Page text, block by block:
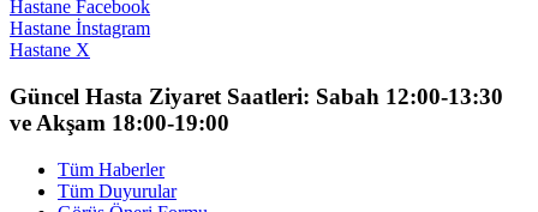
Hastane Facebook
Hastane İnstagram
Hastane X
Güncel Hasta Ziyaret Saatleri: Sabah 12:00-13:30
ve Akşam 18:00-19:00
Tüm Haberler
Tüm Duyurular